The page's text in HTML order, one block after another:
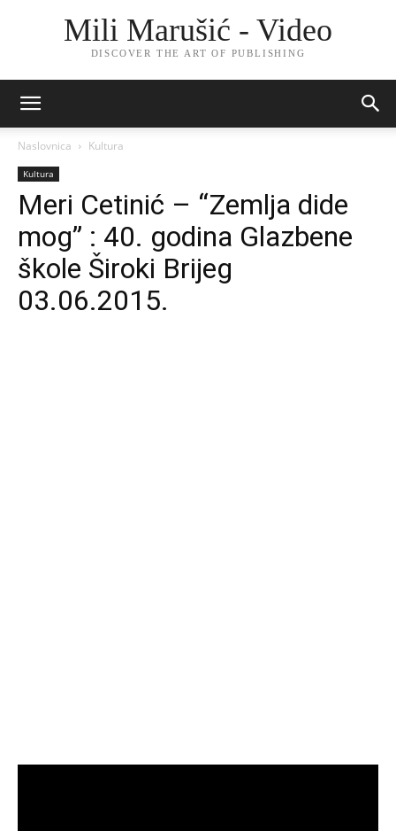
Mili Marušić - Video
DISCOVER THE ART OF PUBLISHING
Naslovnica Kultura
Kultura
Meri Cetinić – “Zemlja dide
mog” : 40. godina Glazbene
škole Široki Brijeg
03.06.2015.